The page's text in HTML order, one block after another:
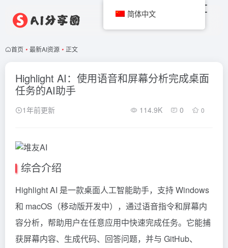
首页 • 最新AI资源 • 正文
Highlight AI：使用语音和屏幕分析完成桌面
任务的AI助手
1年前更新 114.9K 0 0
综合介绍
Highlight AI 是一款桌面人工智能助手，支持 Windows
和 macOS（移动版开发中），通过语音指令和屏幕内
容分析，帮助用户在任意应用中快速完成任务。它能捕
获屏幕内容、生成代码、回答问题，并与 GitHub、
简体中文